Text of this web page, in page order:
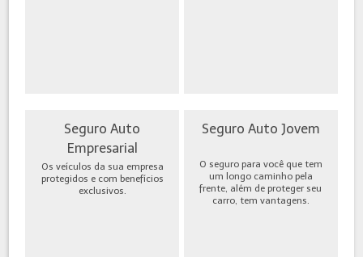
Seguro Auto
Empresarial
Os veículos da sua empresa
protegidos e com benefícios
exclusivos.
Seguro Auto Jovem
O seguro para você que tem
um longo caminho pela
frente, além de proteger seu
carro, tem vantagens.